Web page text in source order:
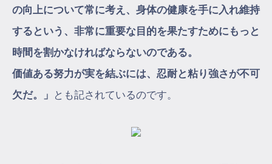
の向上について常に考え、身体の健康を手に入れ維持
するという、非常に重要な目的を果たすためにもっと
時間を割かなければならないのである。
価値ある努力が実を結ぶには、忍耐と粘り強さが不可
欠だ。」
とも記されているのです。